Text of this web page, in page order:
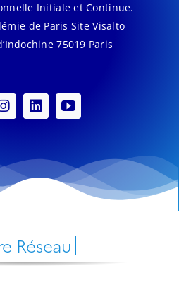
Initiale et Continue.
de Paris Site Visalto
75019 Paris